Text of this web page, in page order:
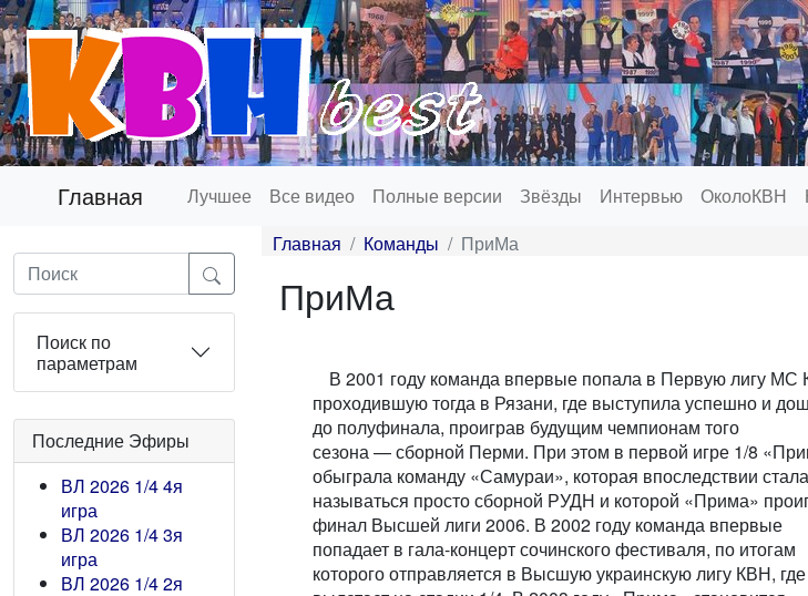
Главная Лучшее Все видео Полные версии Звёзды Интервью ОколоКВН
Поиск по
параметрам
Последние Эфиры
ВЛ 2026 1/4 4я
игра
ВЛ 2026 1/4 3я
игра
ВЛ 2026 1/4 2я
Главная Команды ПриМа
ПриМа
В 2001 году команда впервые попала в Первую лигу МС
проходившую тогда в Рязани, где выступила успешно и
до полуфинала, проиграв будущим чемпионам того
сезона — сборной Перми. При этом в первой игре 1/8
обыграла команду «Самураи», которая впоследствии стала
называться просто сборной РУДН и которой «Прима»
финал Высшей лиги 2006. В 2002 году команда впервые
попадает в гала-концерт сочинского фестиваля, по итогам
которого отправляется в Высшую украинскую лигу КВН, где